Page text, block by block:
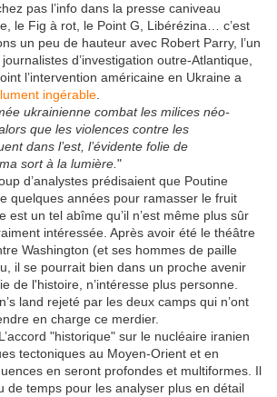
pas l’info dans la presse caniveau
le Fig à rot, le Point G, Libérézina… c’est
un peu de hauteur avec Robert Parry, l’un
d’investigation outre-Atlantique,
l’intervention américaine en Ukraine a
ingérable
ukrainienne combat les milices néo-
que les violences contre les
dans l’est, l’évidente folie de
sort à la lumière. "
d’analystes prédisaient que Poutine
quelques années pour ramasser le fruit
est un tel abîme qu’il n’est même plus sûr
intéressée. Après avoir été le théâtre
Washington (et ses hommes de paille
il se pourrait bien dans un proche avenir
de l'histoire, n’intéresse plus personne.
land rejeté par les deux camps qui n’ont
en charge ce merdier.
"historique" sur le nucléaire iranien
tectoniques au Moyen-Orient et en
en seront profondes et multiformes. Il
de temps pour les analyser plus en détail